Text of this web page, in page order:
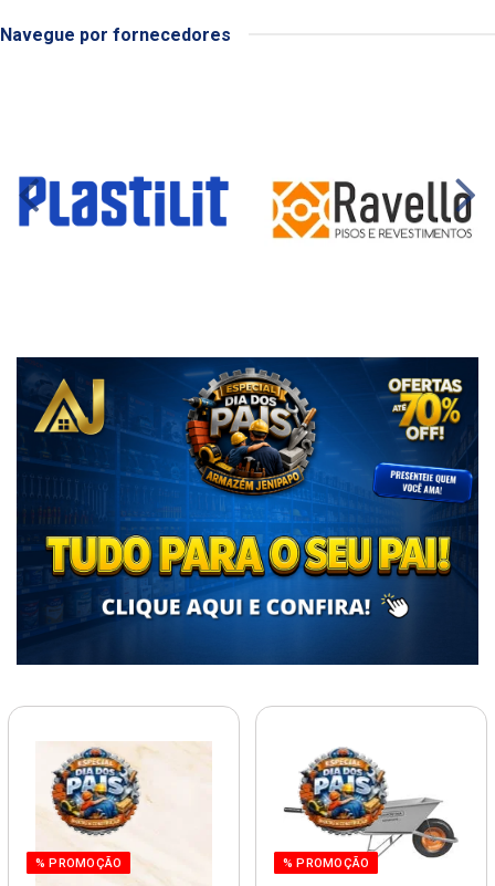
Navegue por fornecedores
% PROMOÇÃO % PROMOÇÃO